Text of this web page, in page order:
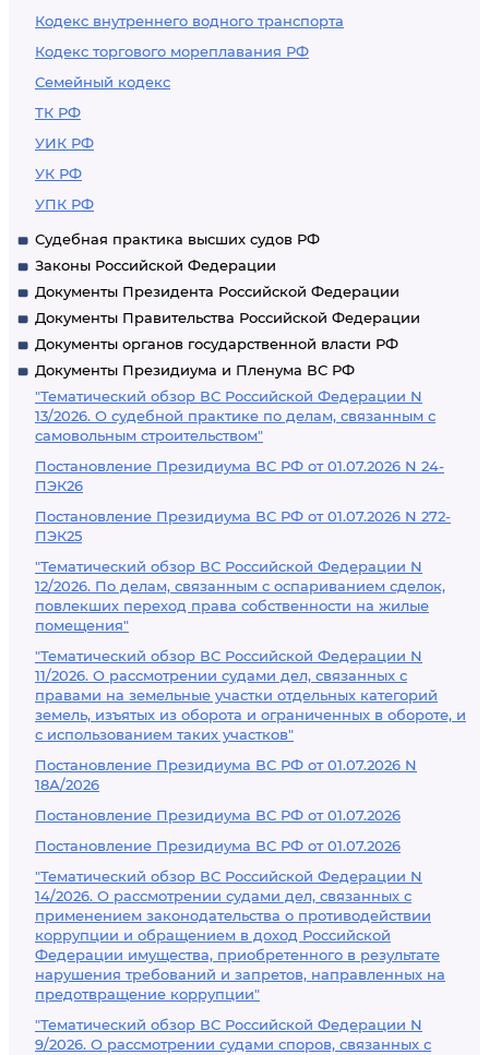
Кодекс внутреннего водного транспорта
Кодекс торгового мореплавания РФ
Семейный кодекс
ТК РФ
УИК РФ
УК РФ
УПК РФ
Судебная практика высших судов РФ
Законы Российской Федерации
Документы Президента Российской Федерации
Документы Правительства Российской Федерации
Документы органов государственной власти РФ
Документы Президиума и Пленума ВС РФ
"Тематический обзор ВС Российской Федерации N
13/2026. О судебной практике по делам, связанным с
самовольным строительством"
Постановление Президиума ВС РФ от 01.07.2026 N 24-
ПЭК26
Постановление Президиума ВС РФ от 01.07.2026 N 272-
ПЭК25
"Тематический обзор ВС Российской Федерации N
12/2026. По делам, связанным с оспариванием сделок,
повлекших переход права собственности на жилые
помещения"
"Тематический обзор ВС Российской Федерации N
11/2026. О рассмотрении судами дел, связанных с
правами на земельные участки отдельных категорий
земель, изъятых из оборота и ограниченных в обороте, и
с использованием таких участков"
Постановление Президиума ВС РФ от 01.07.2026 N
18А/2026
Постановление Президиума ВС РФ от 01.07.2026
Постановление Президиума ВС РФ от 01.07.2026
"Тематический обзор ВС Российской Федерации N
14/2026. О рассмотрении судами дел, связанных с
применением законодательства о противодействии
коррупции и обращением в доход Российской
Федерации имущества, приобретенного в результате
нарушения требований и запретов, направленных на
предотвращение коррупции"
"Тематический обзор ВС Российской Федерации N
9/2026. О рассмотрении судами споров, связанных с